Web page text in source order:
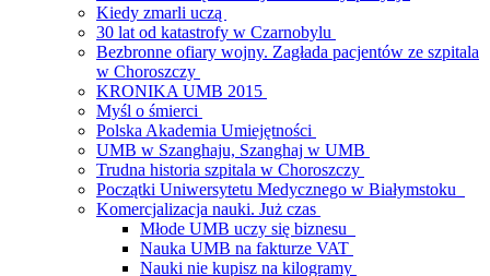
Kiedy zmarli uczą
30 lat od katastrofy w Czarnobylu
Bezbronne ofiary wojny. Zagłada pacjentów ze szpitala
w Choroszczy
KRONIKA UMB 2015
Myśl o śmierci
Polska Akademia Umiejętności
UMB w Szanghaju, Szanghaj w UMB
Trudna historia szpitala w Choroszczy
Początki Uniwersytetu Medycznego w Białymstoku
Komercjalizacja nauki. Już czas
Młode UMB uczy się biznesu
Nauka UMB na fakturze VAT
Nauki nie kupisz na kilogramy